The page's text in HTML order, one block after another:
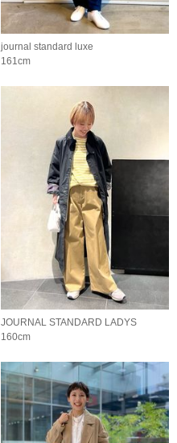
journal standard luxe
161cm
JOURNAL STANDARD LADYS
160cm